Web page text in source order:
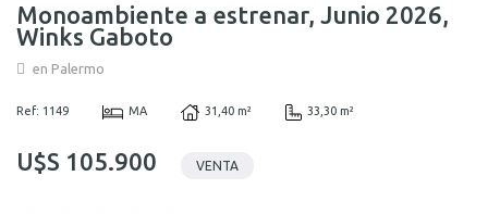
Monoambiente a estrenar, Junio 2026,
Winks Gaboto
en Palermo
Ref: 1149 MA 31,40 m² 33,30 m²
U$S 105.900 VENTA